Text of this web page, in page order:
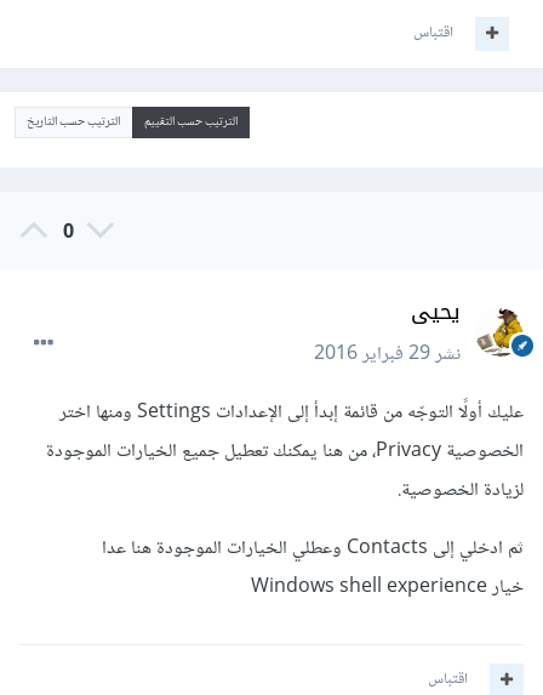
اقتباس
الترتيب حسب التقييم الترتيب حسب التاريخ
0
يحيى
نشر29 فبراير 2016
عليك أولًا التوجّه من قائمة إبدأ إلى الإعدادات Settings ومنها اختر
الخصوصية Privacy، من هنا يمكنك تعطيل جميع الخيارات الموجودة
لزيادة الخصوصية.
ثم ادخلي إلى Contacts وعطلي الخيارات الموجودة هنا عدا
خيار Windows shell experience
اقتباس